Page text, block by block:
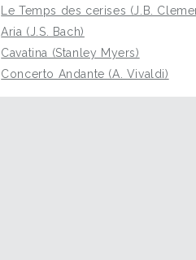
Le Temps des cerises (J.B.
Aria (J.S. Bach)
Cavatina (Stanley Myers)
Concerto Andante (A. Vivaldi)